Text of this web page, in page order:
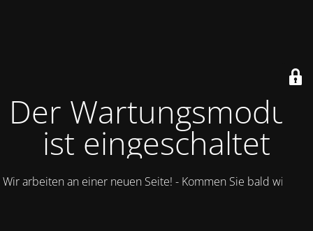
Der Wartungsmodus
ist eingeschaltet
Wir arbeiten an einer neuen Seite! - Kommen Sie bald wieder.